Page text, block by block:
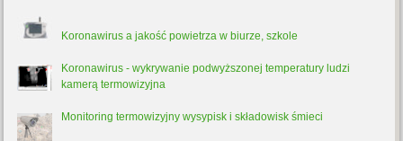
Koronawirus a jakość powietrza w biurze, szkole
Koronawirus - wykrywanie podwyższonej temperatury ludzi
kamerą termowizyjna
Monitoring termowizyjny wysypisk i składowisk śmieci